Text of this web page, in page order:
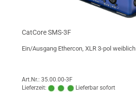
CatCore SMS-3F
Ein/Ausgang Ethercon, XLR 3-pol weiblich
Art.Nr.: 35.00.00-3F
Lieferzeit:
Lieferbar sofort